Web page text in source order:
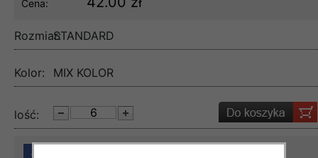
Cena:
Rozmiar:STANDARD
Kolor: MIX KOLOR
lość: